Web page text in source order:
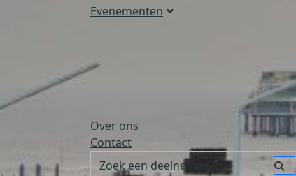
Evenementen
Over ons
Contact